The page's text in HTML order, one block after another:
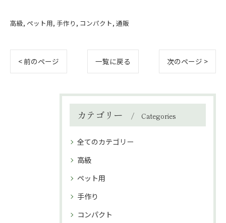
高級 ペット用 手作り コンパクト 通販
< 前のページ 一覧に戻る 次のページ >
カテゴリー Categories
全てのカテゴリー
高級
ペット用
手作り
コンパクト